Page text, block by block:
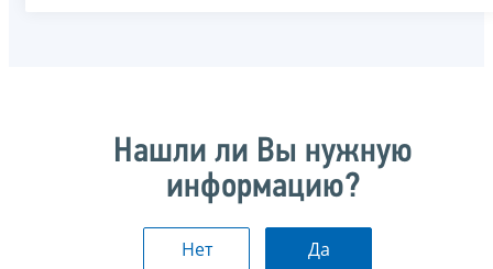
Нашли ли Вы нужную
информацию?
Нет Да